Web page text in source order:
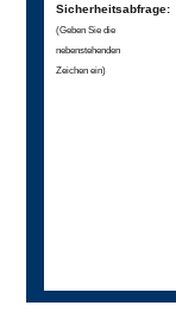
Sicherheitsabfrage:
(Geben Sie die
nebenstehenden
Zeichen ein)